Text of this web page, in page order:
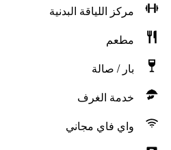
مركز اللياقة البدنية
مطعم
بار / صالة
خدمة الغرف
واي فاي مجاني